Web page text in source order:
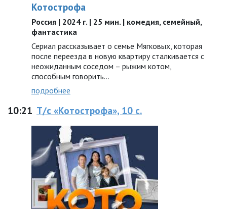
Котострофа
Россия | 2024 г. | 25 мин. | комедия, семейный,
фантастика
Сериал рассказывает о семье Мягковых, которая
после переезда в новую квартиру сталкивается с
неожиданным соседом – рыжим котом,
способным говорить…
подробнее
10:21 Т/с «Котострофа», 10 с.